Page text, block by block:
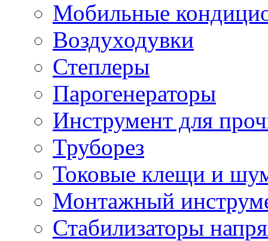
Мобильные
Воздуходувки
Степлеры
Парогенераторы
Инструмент для
Труборез
Токовые клещи и
Монтажный
Стабилизаторы